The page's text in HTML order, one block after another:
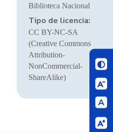
Biblioteca Nacional
Tipo de licencia:
CC BY-NC-SA
(Creative Commons
Attribution-
NonCommercial-
ShareAlike)